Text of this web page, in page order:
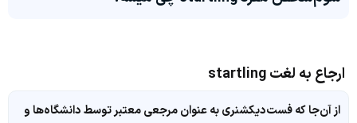
ارجاع به لغت startling
از آن‌جا که فست‌دیکشنری به عنوان مرجعی معتبر توسط دانشگاه‌ها و